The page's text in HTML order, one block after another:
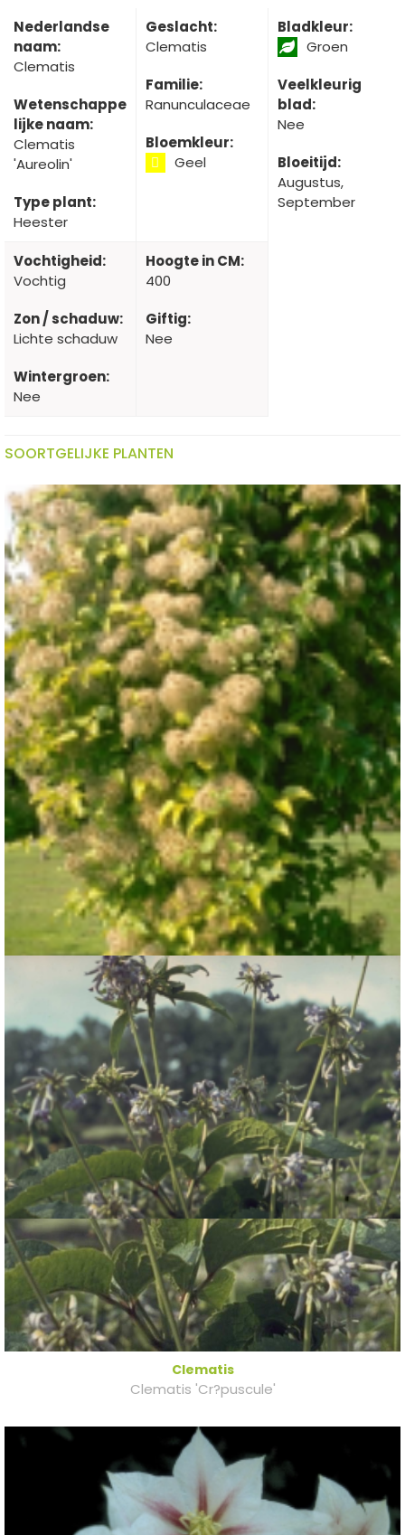
Nederlandse
naam:
Clematis
Wetenschappe
lijke naam:
Clematis
'Aureolin'
Type plant:
Heester
Geslacht:
Clematis
Familie:
Ranunculaceae
Bloemkleur:
Geel
Bladkleur:
Groen
Veelkleurig
blad:
Nee
Bloeitijd:
Augustus,
September
Vochtigheid:
Vochtig
Zon / schaduw:
Lichte schaduw
Wintergroen:
Nee
Hoogte in CM:
400
Giftig:
Nee
SOORTGELIJKE PLANTEN
Bosrank
Clematis vitalba
Clematis
Clematis 'Cr?puscule'